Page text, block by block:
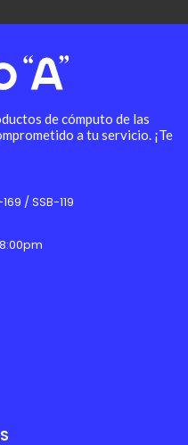
de cómputo de las
a tu servicio. ¡Te
/ SSB-119